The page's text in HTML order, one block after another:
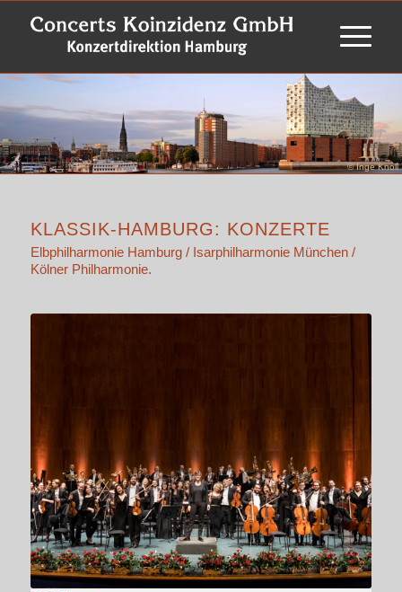
© Inge Knoll
KLASSIK-HAMBURG: KONZERTE
Elbphilharmonie Hamburg / Isarphilharmonie München /
Kölner Philharmonie.